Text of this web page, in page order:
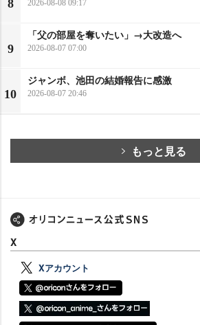
8 2026-08-08 09:17
9
「父の部屋を奪いたい」→大改造へ
2026-08-07 07:00
10
ジャンボ、池田の結婚報告に感激
2026-08-07 20:46
もっと見る
X
Xアカウント